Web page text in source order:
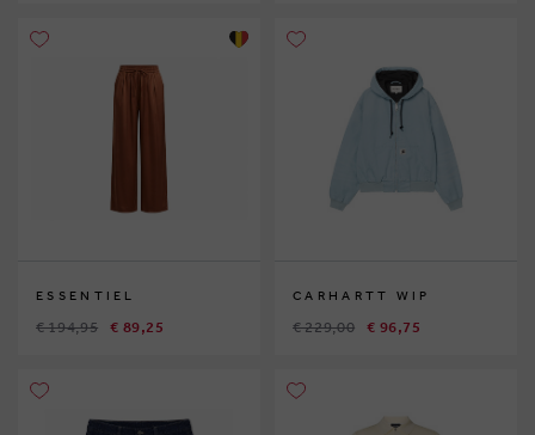
ESSENTIEL
€ 194,95 € 89,25
CARHARTT WIP
€ 229,00 € 96,75